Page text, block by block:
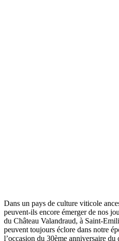
Dans un pays de culture viticole
peuvent-ils encore émerger de nos
du Château Valandraud, à Saint-
peuvent toujours éclore dans notre
l’occasion du 30ème anniversaire